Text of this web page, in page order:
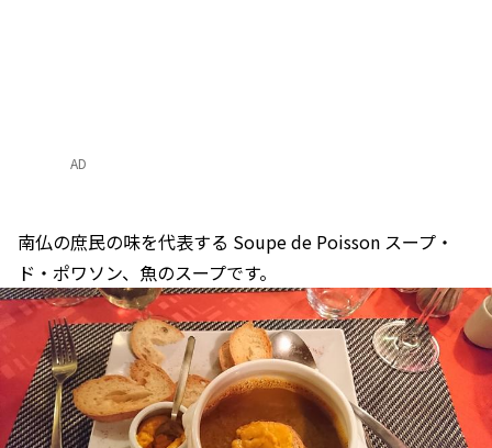
AD
南仏の庶民の味を代表する Soupe de Poisson スープ・
ド・ポワソン、魚のスープです。